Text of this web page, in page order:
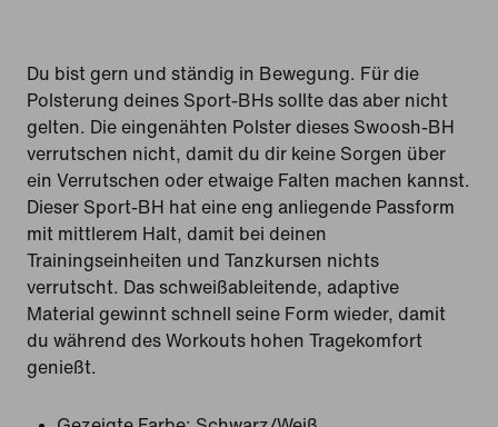
Du bist gern und ständig in Bewegung. Für die
Polsterung deines Sport-BHs sollte das aber nicht
gelten. Die eingenähten Polster dieses Swoosh-BH
verrutschen nicht, damit du dir keine Sorgen über
ein Verrutschen oder etwaige Falten machen kannst.
Dieser Sport-BH hat eine eng anliegende Passform
mit mittlerem Halt, damit bei deinen
Trainingseinheiten und Tanzkursen nichts
verrutscht. Das schweißableitende, adaptive
Material gewinnt schnell seine Form wieder, damit
du während des Workouts hohen Tragekomfort
genießt.